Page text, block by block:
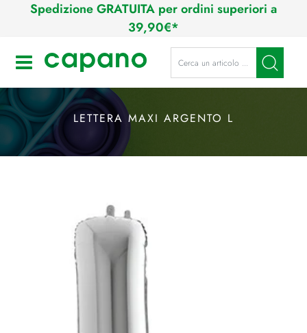
Spedizione GRATUITA per ordini superiori a
39,90€*
Open La modifica di un filtro
LETTERA MAXI ARGENTO L